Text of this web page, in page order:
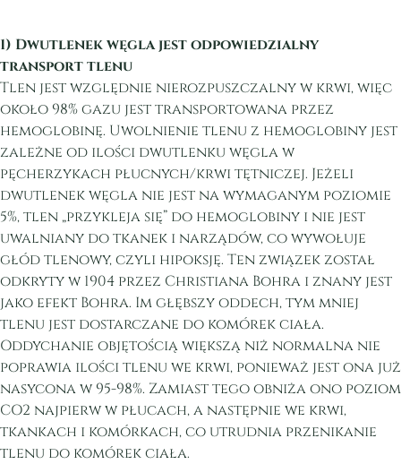
1) Dwutlenek węgla jest odpowiedzialny
transport tlenu
Tlen jest względnie nierozpuszczalny w krwi, więc
około 98% gazu jest transportowana przez
hemoglobinę. Uwolnienie tlenu z hemoglobiny jest
zależne od ilości dwutlenku węgla w
pęcherzykach płucnych/krwi tętniczej. Jeżeli
dwutlenek węgla nie jest na wymaganym poziomie
5%, tlen „przykleja się” do hemoglobiny i nie jest
uwalniany do tkanek i narządów, co wywołuje
głód tlenowy, czyli hipoksję. Ten związek został
odkryty w 1904 przez Christiana Bohra i znany jest
jako efekt Bohra. Im głębszy oddech, tym mniej
tlenu jest dostarczane do komórek ciała.
Oddychanie objętością większą niż normalna nie
poprawia ilości tlenu we krwi, ponieważ jest ona już
nasycona w 95-98%. Zamiast tego obniża ono poziom
CO2 najpierw w płucach, a następnie we krwi,
tkankach i komórkach, co utrudnia przenikanie
tlenu do komórek ciała.